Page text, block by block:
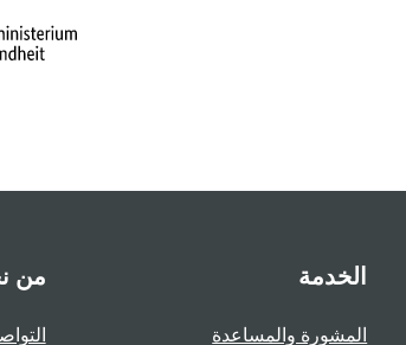
الخدمة
المشورة والمساعدة
من